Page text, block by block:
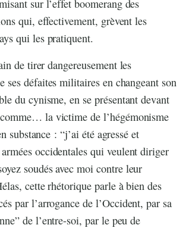
sur l’effet boomerang des
qui, effectivement, grèvent les
qui les pratiquent.
de tirer dangereusement les
ses défaites militaires en changeant son
du cynisme, en se présentant devant
la victime de l’hégémonisme
substance : “j’ai été agressé et
occidentales qui veulent diriger
soudés avec moi contre leur
cette rhétorique parle à bien des
par l’arrogance de l’Occident, par sa
de l’entre-soi, par le peu de